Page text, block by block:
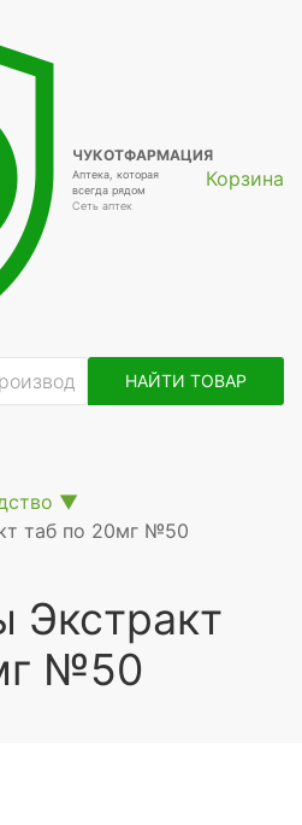
ЧУКОТФАРМАЦИЯ
Аптека, которая
всегда рядом
Сеть аптек
Корзина
НАЙТИ ТОВАР
▼
таб по 20мг №50
Экстракт
№50